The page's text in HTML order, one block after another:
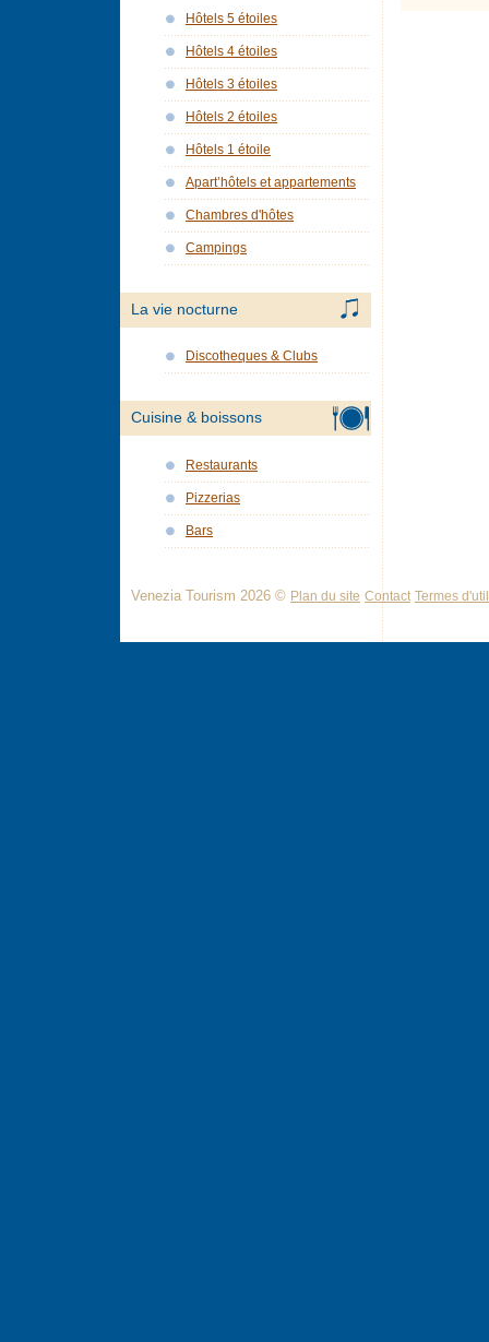
Hôtels 5 étoiles
Hôtels 4 étoiles
Hôtels 3 étoiles
Hôtels 2 étoiles
Hôtels 1 étoile
Apart’hôtels et appartements
Chambres d'hôtes
Campings
La vie nocturne
Discotheques & Clubs
Cuisine & boissons
Restaurants
Pizzerias
Bars
Venezia Tourism 2026 © Plan du site Contact Termes